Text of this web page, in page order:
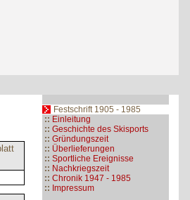
Festschrift 1905 - 1985
:: Einleitung
:: Geschichte des Skisports
:: Gründungszeit
:: Überlieferungen
:: Sportliche Ereignisse
:: Nachkriegszeit
:: Chronik 1947 - 1985
:: Impressum